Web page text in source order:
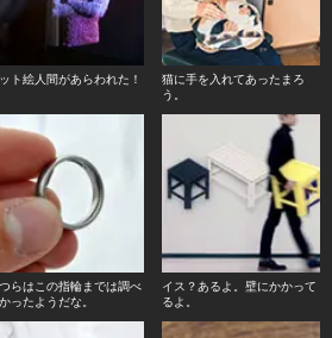
ット絵人間があらわれた！
猫に手を入れてあったまろ
う。
らはこの指輪までは調べ
ったようだな。
イス？あるよ。壁にかかって
るよ。